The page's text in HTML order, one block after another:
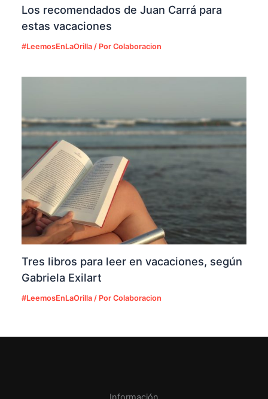
Los recomendados de Juan Carrá para
estas vacaciones
#LeemosEnLaOrilla / PorColaboracion
Tres libros para leer en vacaciones, según
Gabriela Exilart
#LeemosEnLaOrilla / PorColaboracion